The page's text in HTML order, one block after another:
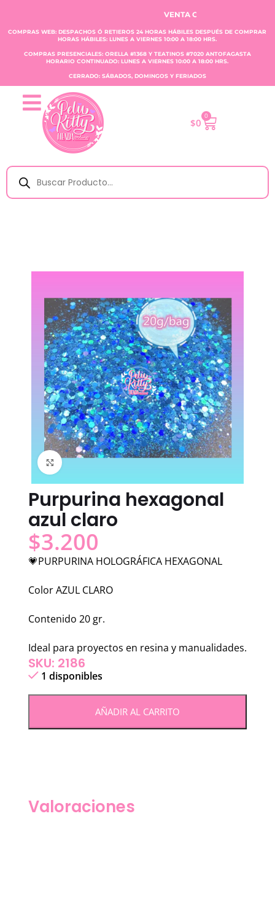
VENTA CLAUDIA TOBAR E.I.R.L.
COMPRAS WEB: DESPACHOS Ó RETIEROS 24 HORAS HÁBILES DESPUÉS DE COMPRAR
HORAS HÁBILES: LUNES A VIERNES 10:00 A 18:00 HRS.
COMPRAS PRESENCIALES: ORELLA #1368 Y TEATINOS #7020 ANTOFAGASTA
HORARIO CONTINUADO: LUNES A VIERNES 10:00 A 18:00 HRS.
CERRADO: SÁBADOS, DOMINGOS Y FERIADOS
$0
0
Purpurina hexagonal
azul claro
$3.200
💗PURPURINA HOLOGRÁFICA HEXAGONAL
Color AZUL CLARO
Contenido 20 gr.
Ideal para proyectos en resina y manualidades.
SKU: 2186
1 disponibles
AÑADIR AL CARRITO
Valoraciones